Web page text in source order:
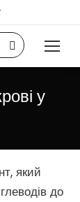
у
який
до